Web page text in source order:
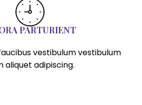
PARTURIENT
vestibulum vestibulum
aliquet adipiscing.